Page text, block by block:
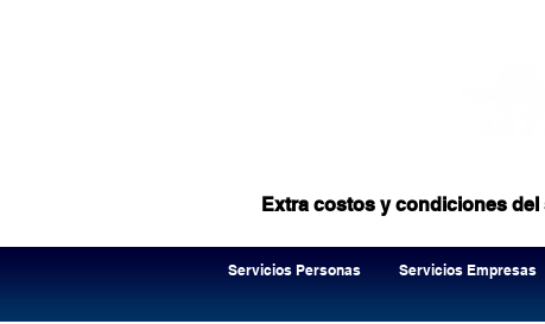
Extra costos y condiciones del
Servicios Personas Servicios Empresas